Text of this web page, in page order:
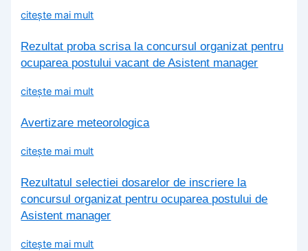
citește mai mult
Rezultat proba scrisa la concursul organizat pentru
ocuparea postului vacant de Asistent manager
citește mai mult
Avertizare meteorologica
citește mai mult
Rezultatul selectiei dosarelor de inscriere la
concursul organizat pentru ocuparea postului de
Asistent manager
citește mai mult